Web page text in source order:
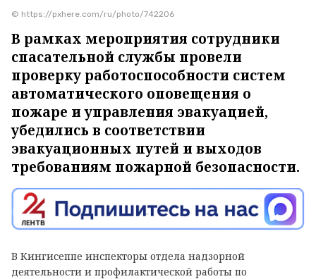
© https://pxhere.com/ru/photo/742206
В рамках мероприятия сотрудники
спасательной службы провели
проверку работоспособности систем
автоматического оповещения о
пожаре и управления эвакуацией,
убедились в соответствии
эвакуационных путей и выходов
требованиям пожарной безопасности.
В Кингисеппе инспекторы отдела надзорной
деятельности и профилактической работы по